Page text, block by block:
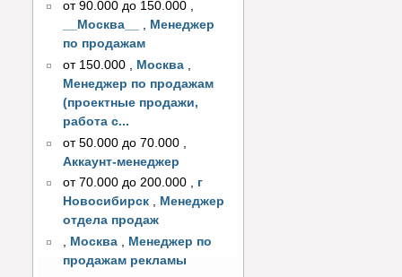
от 90.000 до 150.000 ,
__Москва__
, Менеджер
по продажам
от 150.000
Москва
Менеджер по продажам
(проектные продажи,
работа с...
от 50.000 до 70.000
Аккаунт-менеджер
от 70.000 до 200.000 , г
Новосибирск , Менеджер
отдела продаж
, Москва , Менеджер по
продажам рекламы